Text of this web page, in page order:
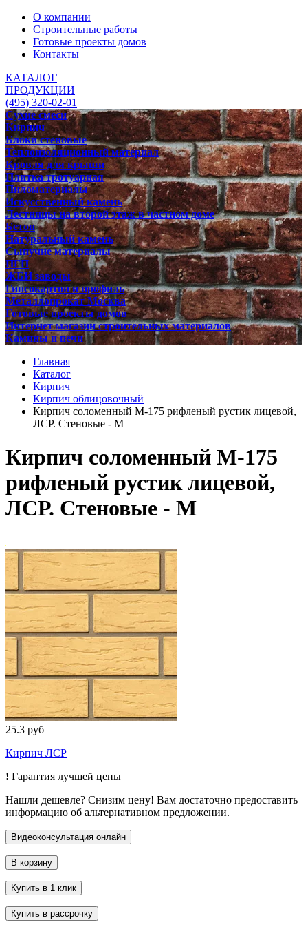
О компании
Строительные работы
Готовые проекты домов
Контакты
КАТАЛОГ
ПРОДУКЦИИ
(495) 320-02-01
Сухие смеси
Кирпич
Блоки стеновые
Теплоизоляционный материал
Кровля для крыши
Плитка тротуарная
Пиломатериалы
Искусственный камень
Лестницы на второй этаж в частном доме
Бетон
Натуральный камень
Сыпучие материалы
ПГП
ЖБИ заводы
Гипсокартон и профиль
Металлопрокат Москва
Готовые проекты домов
Интернет магазин строительных материалов
Камины и печи
Главная
Каталог
Кирпич
Кирпич облицовочный
Кирпич соломенный М-175 рифленый рустик лицевой,
ЛСР. Стеновые - М
Кирпич соломенный М-175
рифленый рустик лицевой,
ЛСР. Стеновые - М
25.3 руб
Кирпич ЛСР
! Гарантия лучшей цены
Нашли дешевле? Снизим цену! Вам достаточно предоставить
информацию об альтернативном предложении.